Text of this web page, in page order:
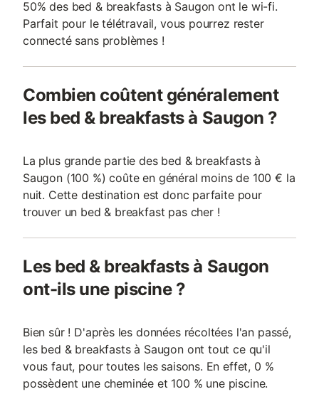
50% des bed & breakfasts à Saugon ont le wi-fi.
Parfait pour le télétravail, vous pourrez rester
connecté sans problèmes !
Combien coûtent généralement
les bed & breakfasts à Saugon ?
La plus grande partie des bed & breakfasts à
Saugon (100 %) coûte en général moins de 100 € la
nuit. Cette destination est donc parfaite pour
trouver un bed & breakfast pas cher !
Les bed & breakfasts à Saugon
ont-ils une piscine ?
Bien sûr ! D'après les données récoltées l'an passé,
les bed & breakfasts à Saugon ont tout ce qu'il
vous faut, pour toutes les saisons. En effet, 0 %
possèdent une cheminée et 100 % une piscine.